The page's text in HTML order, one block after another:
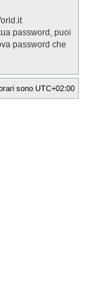
password, puoi
password che
sono UTC+02:00